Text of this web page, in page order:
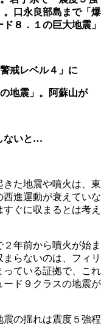
口永良部島まで「爆
８．１の巨大地震」
戒レベル４」に
地震」。阿蘇山が
ないと…
きた地震や噴火は、東
西進運動が衰えていな
ぐに収まるとは考え
年前から噴火が始ま
らないのは、フィリ
っている証拠で、これ
ド９クラスの地震が
の揺れは震度５強程